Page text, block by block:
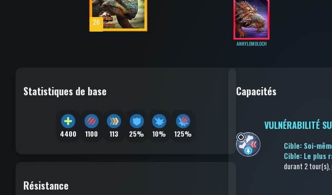
26
ANKYLOMOLOCH
Statistiques de base
4400 1100 113 25% 10% 125%
Résistance
Capacités
VULNÉRABILITÉ
Cible: Soi-
Cible: Le plus
durant 2 tour(s)